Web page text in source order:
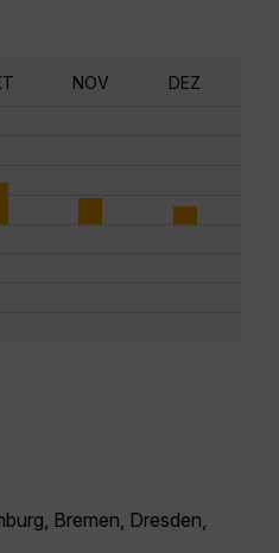
NOV DEZ
Bremen, Dresden,